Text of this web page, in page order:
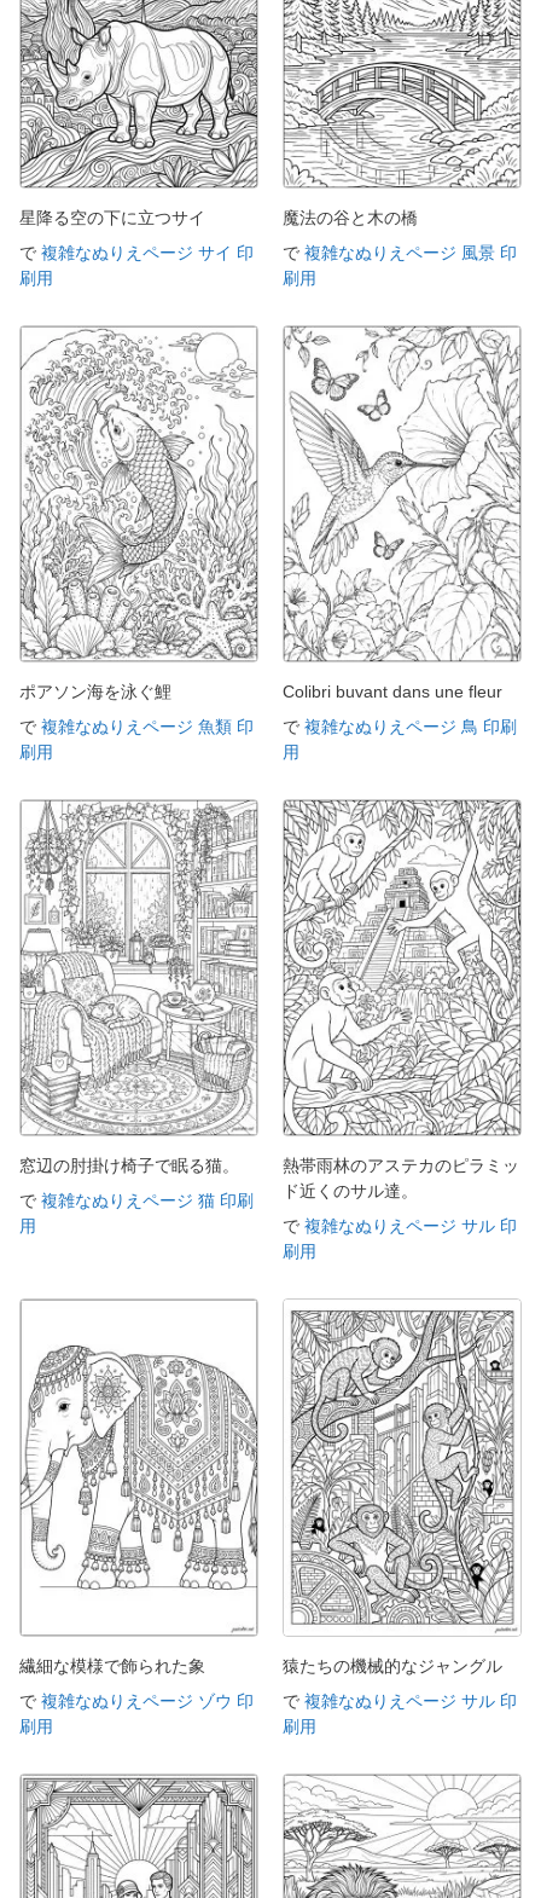
星降る空の下に立つサイ
で 複雑なぬりえページ サイ 印
刷用
魔法の谷と木の橋
で 複雑なぬりえページ 風景 印
刷用
ポアソン海を泳ぐ鯉
で 複雑なぬりえページ 魚類 印
刷用
Colibri buvant dans une fleur
で 複雑なぬりえページ 鳥 印刷
用
窓辺の肘掛け椅子で眠る猫。
で 複雑なぬりえページ 猫 印刷
用
熱帯雨林のアステカのピラミッ
ド近くのサル達。
で 複雑なぬりえページ サル 印
刷用
繊細な模様で飾られた象
で 複雑なぬりえページ ゾウ 印
刷用
猿たちの機械的なジャングル
で 複雑なぬりえページ サル 印
刷用